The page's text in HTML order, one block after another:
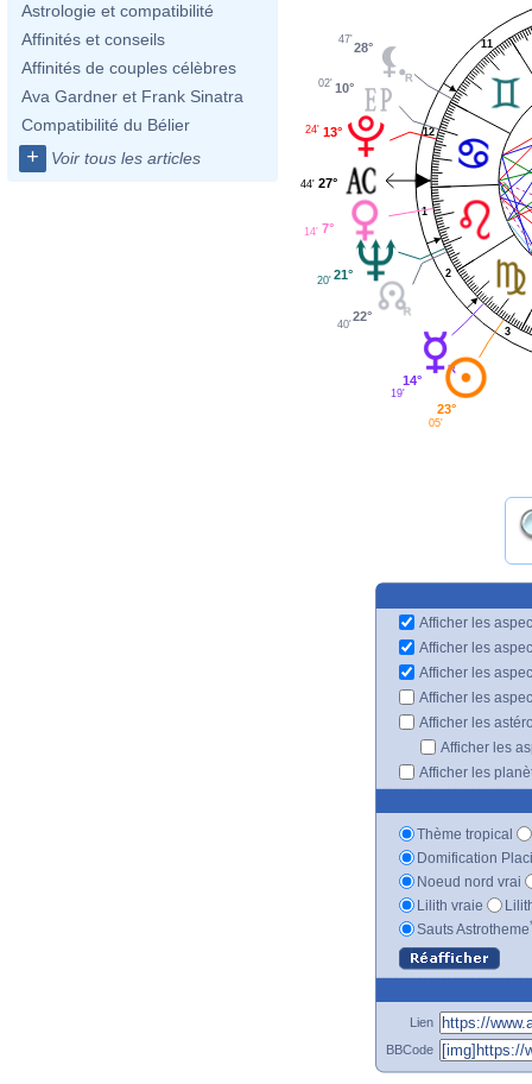
Astrologie et compatibilité
Affinités et conseils
Affinités de couples célèbres
Ava Gardner et Frank Sinatra
Compatibilité du Bélier
+ Voir tous les articles
1
2
3
11
12
28°
47'
10°
02'
13°
24'
27°
44'
7°
14'
21°
20'
22°
40'
14°
19'
23°
05'
Afficher les
Afficher les
Afficher les
Afficher les
Afficher les
Afficher les
Afficher les
Thème tropical
Domification
Noeud nord vrai
Lilith vraie
Sauts Astrotheme
Lien
BBCode